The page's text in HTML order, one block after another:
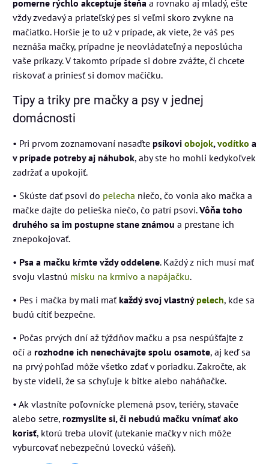
pomerne rýchlo akceptuje šteňa a rovnako aj mladý, ešte
vždy zvedavý a priateľský pes si veľmi skoro zvykne na
mačiatko. Horšie je to už v prípade, ak viete, že váš pes
neznáša mačky, prípadne je neovládateľný a neposlúcha
vaše príkazy. V takomto prípade si dobre zvážte, či chcete
riskovať a priniesť si domov mačičku.
Tipy a triky pre mačky a psy v jednej
domácnosti
• Pri prvom zoznamovaní nasaďte psíkovi obojok,vodítko a
v prípade potreby aj náhubok, aby ste ho mohli kedykoľvek
zadržať a upokojiť.
• Skúste dať psovi do pelecha niečo, čo vonia ako mačka a
mačke dajte do pelieška niečo, čo patrí psovi.Vôňa toho
druhého sa im postupne stane známou a prestane ich
znepokojovať.
• Psa a mačku kŕmte vždy oddelene. Každý z nich musí mať
svoju vlastnú misku na krmivo a napájačku.
• Pes i mačka by mali mať každý svoj vlastnýpelech, kde sa
budú cítiť bezpečne.
• Počas prvých dní až týždňov mačku a psa nespúšťajte z
očí a rozhodne ich nenechávajte spolu osamote, aj keď sa
na prvý pohľad môže všetko zdať v poriadku. Zakročte, ak
by ste videli, že sa schyľuje k bitke alebo naháňačke.
• Ak vlastníte poľovnícke plemená psov, teriéry, stavače
alebo setre, rozmyslite si, či nebudú mačku vnímať ako
korisť, ktorú treba uloviť (utekanie mačky v nich môže
vyburcovať nebezpečnú loveckú vášeň).